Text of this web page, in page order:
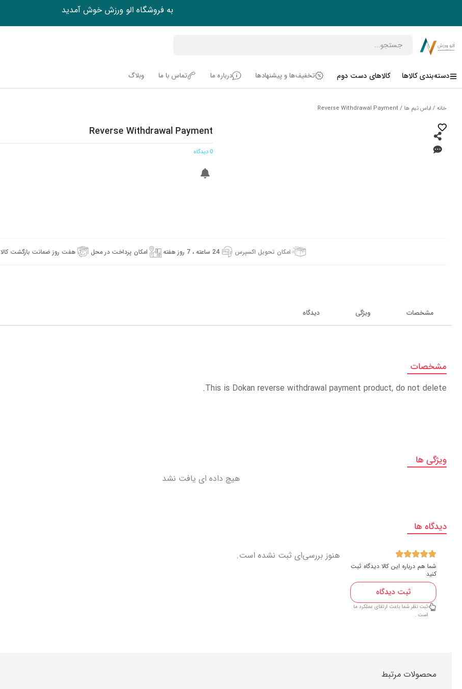
به فروشگاه الو ورزش خوش آمدید
دسته‌بندی کالاها Open دسته‌بندی کالاها
کالاهای دست دوم تخفیف‌ها و پیشنهادها درباره ما تماس با ما وبلاگ
خانه / لباس تیم ها / Reverse Withdrawal Payment
Reverse Withdrawal Payment
0 دیدگاه
امکان تحویل اکسپرس 24 ساعته ، 7 روز هفته امکان پرداخت در محل هفت روز ضمانت بازگشت کالا
مشخصات ویژگی دیدگاه
مشخصات
This is Dokan reverse withdrawal payment product, do not delete.
ویژگی ها
هیچ داده ای یافت نشد
دیدگاه ها
شما هم درباره این کالا دیدگاه ثبت
کنید
ثبت دیدگاه
ثبت نظر شما باعث ارتقای عملکرد ما
است .
هنوز بررسی‌ای ثبت نشده است.
محصولات مرتبط